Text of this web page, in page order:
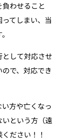
わせること
てしまい、当
して対応させ
で、対応でき
方や亡くなっ
という方（遠
ださい！！